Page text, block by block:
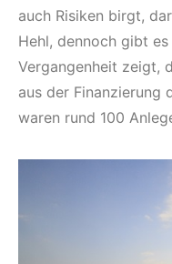
auch Risiken birgt,
Hehl, dennoch gibt
Vergangenheit zeigt,
aus der Finanzierung
waren rund 100